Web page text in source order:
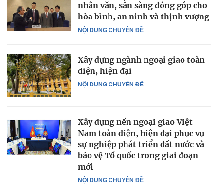
NỘI DUNG CHUYÊN ĐỀ
nhân văn, sẵn sàng đóng góp cho
hòa bình, an ninh và thịnh vượng
NỘI DUNG CHUYÊN ĐỀ
Xây dựng ngành ngoại giao toàn
diện, hiện đại
NỘI DUNG CHUYÊN ĐỀ
Xây dựng nền ngoại giao Việt
Nam toàn diện, hiện đại phục vụ
sự nghiệp phát triển đất nước và
bảo vệ Tổ quốc trong giai đoạn
mới